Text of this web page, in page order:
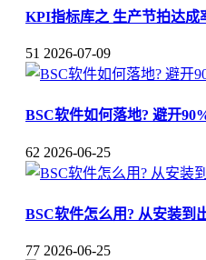
KPI指标库之 生产节拍达成
51 2026-07-09
BSC软件如何落地? 避开
62 2026-06-25
BSC软件怎么用? 从安装到
77 2026-06-25